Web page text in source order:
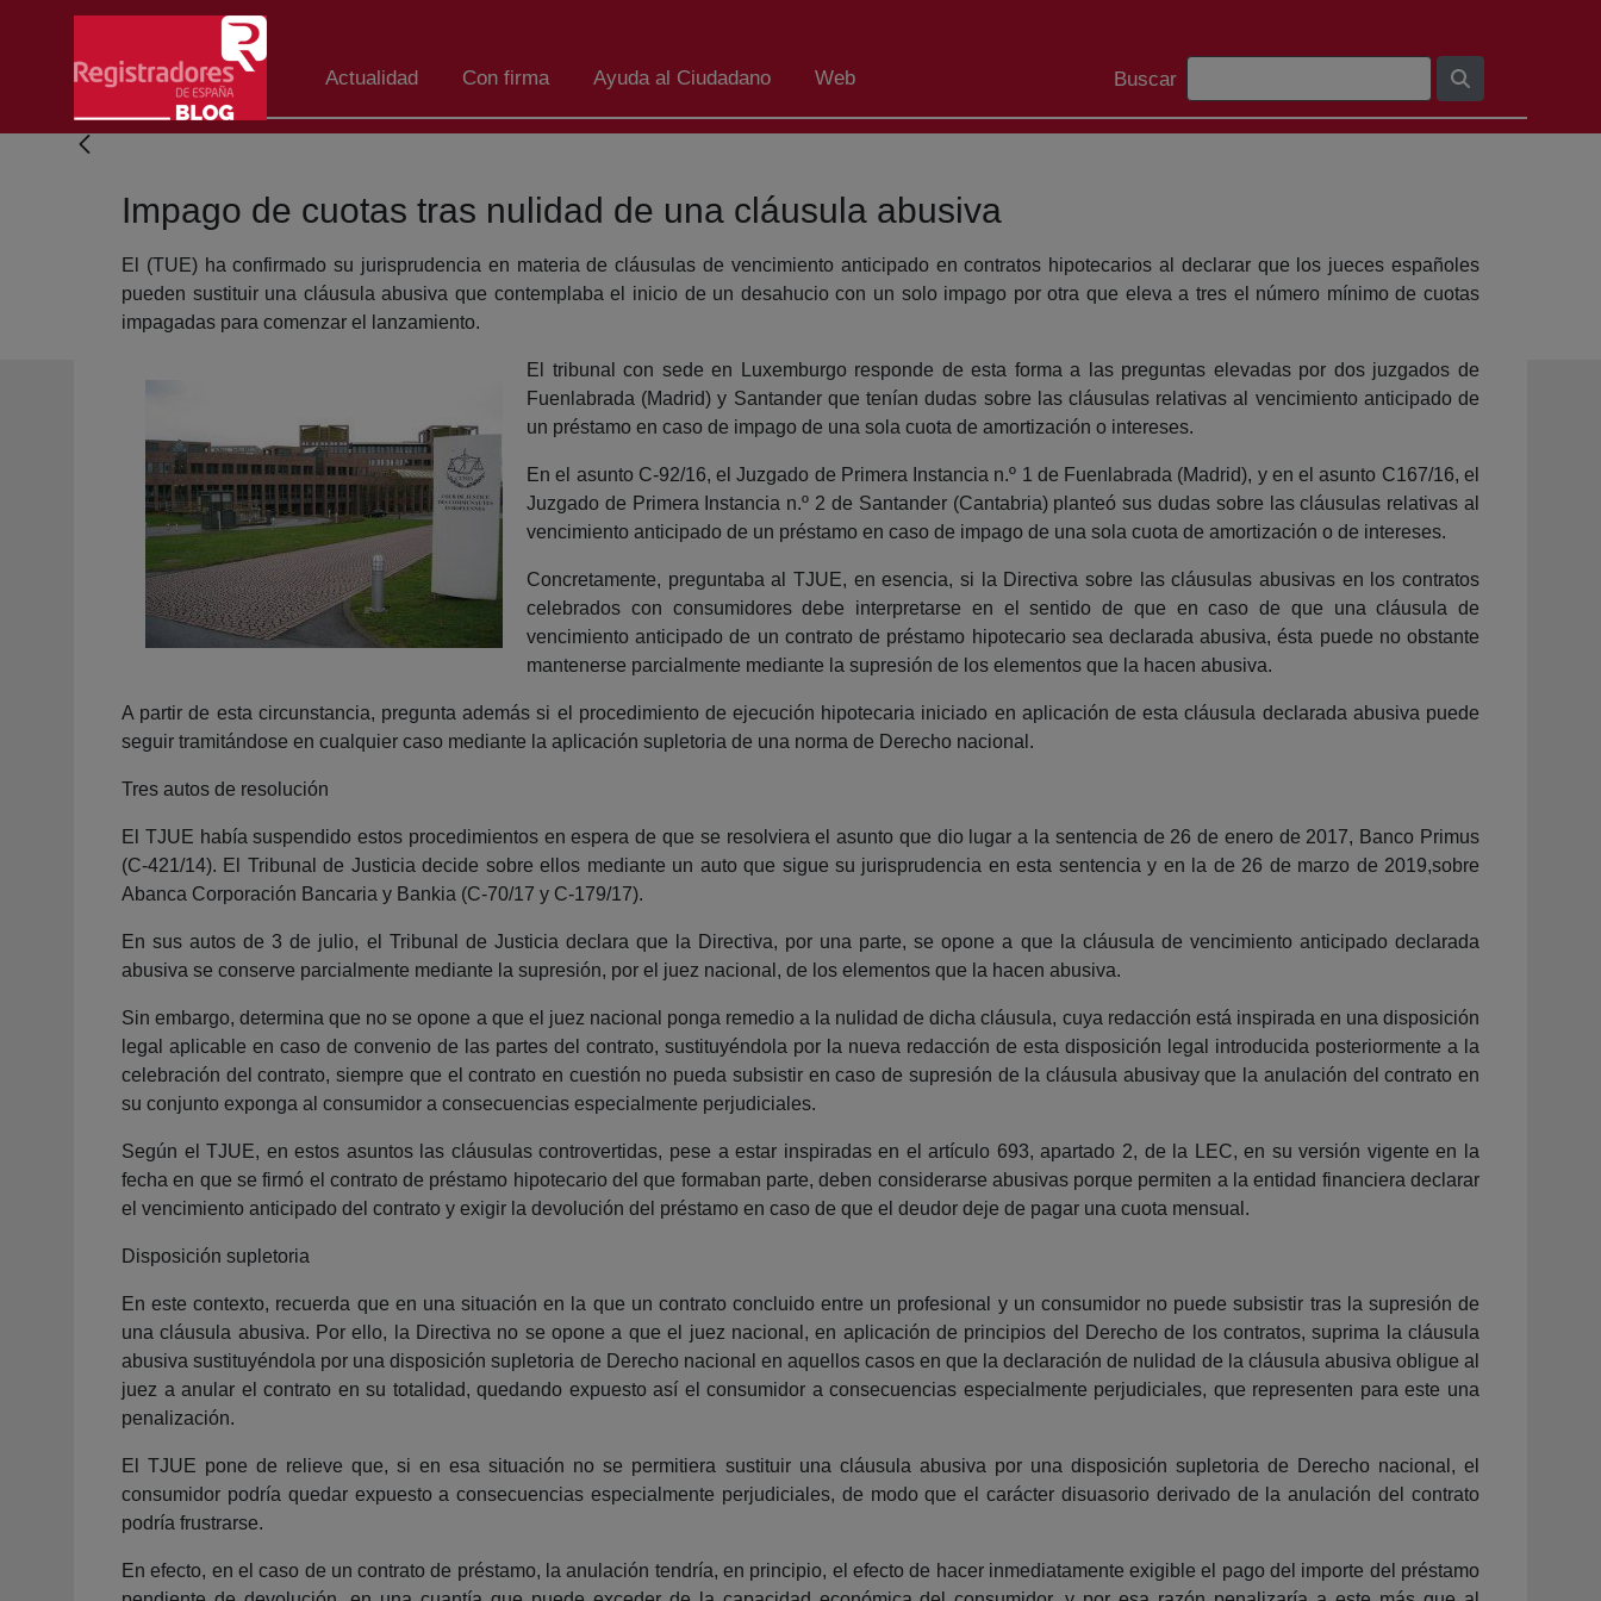
Salta al contingut principal
Actualidad Con firma Ayuda al Ciudadano Web
Barra de cerca
Buscar
Impago de cuotas tras nulidad de una cláusula abusiva
El (TUE) ha confirmado su jurisprudencia en materia de cláusulas de vencimiento anticipado en contratos hipotecarios al declarar que los jueces españoles
pueden sustituir una cláusula abusiva que contemplaba el inicio de un desahucio con un solo impago por otra que eleva a tres el número mínimo de cuotas
impagadas para comenzar el lanzamiento.
El tribunal con sede en Luxemburgo responde de esta forma a las preguntas elevadas por dos juzgados de
Fuenlabrada (Madrid) y Santander que tenían dudas sobre las cláusulas relativas al vencimiento anticipado de
un préstamo en caso de impago de una sola cuota de amortización o intereses.
En el asunto C-92/16, el Juzgado de Primera Instancia n.º 1 de Fuenlabrada (Madrid), y en el asunto C167/16, el
Juzgado de Primera Instancia n.º 2 de Santander (Cantabria) planteó sus dudas sobre las cláusulas relativas al
vencimiento anticipado de un préstamo en caso de impago de una sola cuota de amortización o de intereses.
Concretamente, preguntaba al TJUE, en esencia, si la Directiva sobre las cláusulas abusivas en los contratos
celebrados con consumidores debe interpretarse en el sentido de que en caso de que una cláusula de
vencimiento anticipado de un contrato de préstamo hipotecario sea declarada abusiva, ésta puede no obstante
mantenerse parcialmente mediante la supresión de los elementos que la hacen abusiva.
A partir de esta circunstancia, pregunta además si el procedimiento de ejecución hipotecaria iniciado en aplicación de esta cláusula declarada abusiva puede
seguir tramitándose en cualquier caso mediante la aplicación supletoria de una norma de Derecho nacional.
Tres autos de resolución
El TJUE había suspendido estos procedimientos en espera de que se resolviera el asunto que dio lugar a la sentencia de 26 de enero de 2017, Banco Primus
(C-421/14). El Tribunal de Justicia decide sobre ellos mediante un auto que sigue su jurisprudencia en esta sentencia y en la de 26 de marzo de 2019,sobre
Abanca Corporación Bancaria y Bankia (C-70/17 y C-179/17).
En sus autos de 3 de julio, el Tribunal de Justicia declara que la Directiva, por una parte, se opone a que la cláusula de vencimiento anticipado declarada
abusiva se conserve parcialmente mediante la supresión, por el juez nacional, de los elementos que la hacen abusiva.
Sin embargo, determina que no se opone a que el juez nacional ponga remedio a la nulidad de dicha cláusula, cuya redacción está inspirada en una disposición
legal aplicable en caso de convenio de las partes del contrato, sustituyéndola por la nueva redacción de esta disposición legal introducida posteriormente a la
celebración del contrato, siempre que el contrato en cuestión no pueda subsistir en caso de supresión de la cláusula abusivay que la anulación del contrato en
su conjunto exponga al consumidor a consecuencias especialmente perjudiciales.
Según el TJUE, en estos asuntos las cláusulas controvertidas, pese a estar inspiradas en el artículo 693, apartado 2, de la LEC, en su versión vigente en la
fecha en que se firmó el contrato de préstamo hipotecario del que formaban parte, deben considerarse abusivas porque permiten a la entidad financiera declarar
el vencimiento anticipado del contrato y exigir la devolución del préstamo en caso de que el deudor deje de pagar una cuota mensual.
Disposición supletoria
En este contexto, recuerda que en una situación en la que un contrato concluido entre un profesional y un consumidor no puede subsistir tras la supresión de
una cláusula abusiva. Por ello, la Directiva no se opone a que el juez nacional, en aplicación de principios del Derecho de los contratos, suprima la cláusula
abusiva sustituyéndola por una disposición supletoria de Derecho nacional en aquellos casos en que la declaración de nulidad de la cláusula abusiva obligue al
juez a anular el contrato en su totalidad, quedando expuesto así el consumidor a consecuencias especialmente perjudiciales, que representen para este una
penalización.
El TJUE pone de relieve que, si en esa situación no se permitiera sustituir una cláusula abusiva por una disposición supletoria de Derecho nacional, el
consumidor podría quedar expuesto a consecuencias especialmente perjudiciales, de modo que el carácter disuasorio derivado de la anulación del contrato
podría frustrarse.
En efecto, en el caso de un contrato de préstamo, la anulación tendría, en principio, el efecto de hacer inmediatamente exigible el pago del importe del préstamo